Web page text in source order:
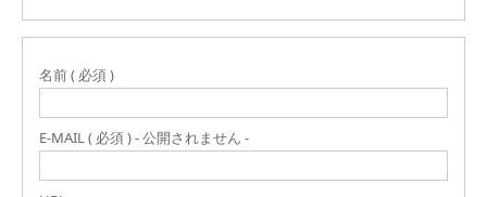
名前 ( 必須 )
E-MAIL ( 必須 ) - 公開されません -